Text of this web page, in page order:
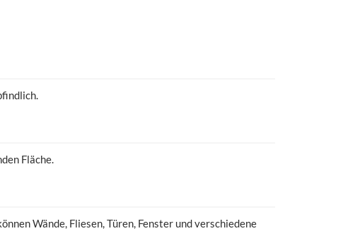
Fläche.
Wände, Fliesen, Türen, Fenster und verschiedene